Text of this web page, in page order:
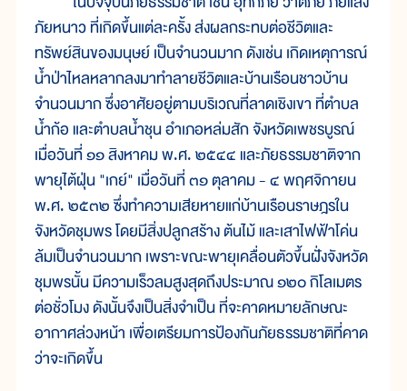
ภัยหนาว ที่เกิดขึ้นแต่ละครั้ง ส่งผลกระทบต่อชีวิตและ
ทรัพย์สินของมนุษย์ เป็นจำนวนมาก ดังเช่น เกิดเหตุการณ์
น้ำป่าไหลหลากลงมาทำลายชีวิตและบ้านเรือนชาวบ้าน
จำนวนมาก ซึ่งอาศัยอยู่ตามบริเวณที่ลาดเชิงเขา ที่ตำบล
น้ำก้อ และตำบลน้ำชุน อำเภอหล่มสัก จังหวัดเพชรบูรณ์
เมื่อวันที่ ๑๑ สิงหาคม พ.ศ. ๒๕๔๔ และภัยธรรมชาติจาก
พายุไต้ฝุ่น "เกย์" เมื่อวันที่ ๓๑ ตุลาคม - ๔ พฤศจิกายน
พ.ศ. ๒๕๓๒ ซึ่งทำความเสียหายแก่บ้านเรือนราษฎรใน
จังหวัดชุมพร โดยมีสิ่งปลูกสร้าง ต้นไม้ และเสาไฟฟ้าโค่น
ล้มเป็นจำนวนมาก เพราะขณะพายุเคลื่อนตัวขึ้นฝั่งจังหวัด
ชุมพรนั้น มีความเร็วลมสูงสุดถึงประมาณ ๑๒๐ กิโลเมตร
ต่อชั่วโมง ดังนั้นจึงเป็นสิ่งจำเป็น ที่จะคาดหมายลักษณะ
อากาศล่วงหน้า เพื่อเตรียมการป้องกันภัยธรรมชาติที่คาด
ว่าจะเกิดขึ้น